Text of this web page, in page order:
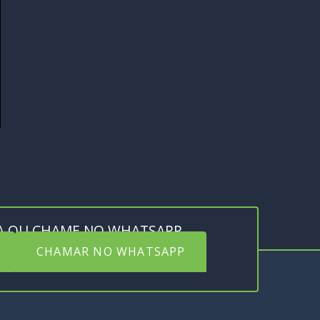
OU CHAME NO WHATSAPP
CHAMAR NO WHATSAPP